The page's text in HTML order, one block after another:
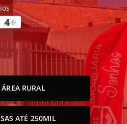
4+
ÁREA RURAL
ATÉ 250MIL